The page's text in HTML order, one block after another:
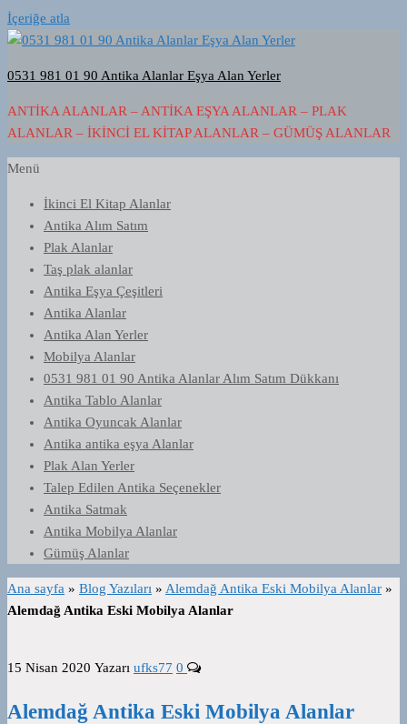
İçeriğe atla
0531 981 01 90 Antika Alanlar Eşya Alan Yerler
ANTIKA ALANLAR – ANTIKA EŞYA ALANLAR – PLAK
ALANLAR – İKINCI EL KITAP ALANLAR – GÜMÜŞ ALANLAR
Menü
İkinci El Kitap Alanlar
Antika Alım Satım
Plak Alanlar
Taş plak alanlar
Antika Eşya Çeşitleri
Antika Alanlar
Antika Alan Yerler
Mobilya Alanlar
0531 981 01 90 Antika Alanlar Alım Satım Dükkanı
Antika Tablo Alanlar
Antika Oyuncak Alanlar
Antika antika eşya Alanlar
Plak Alan Yerler
Talep Edilen Antika Seçenekler
Antika Satmak
Antika Mobilya Alanlar
Gümüş Alanlar
Ana sayfa » Blog Yazıları » Alemdağ Antika Eski Mobilya Alanlar »
Alemdağ Antika Eski Mobilya Alanlar
15 Nisan 2020 Yazarı ufks77 0
Alemdağ Antika Eski Mobilya Alanlar